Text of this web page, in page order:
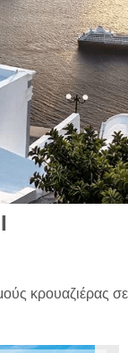
κρουαζιέρας σε